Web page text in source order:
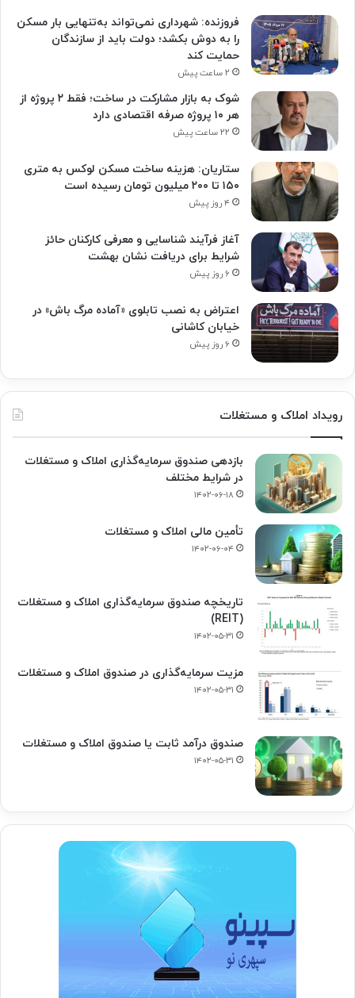
فروزنده: شهرداری نمی‌تواند به‌تنهایی بار مسکن
را به دوش بکشد؛ دولت باید از سازندگان
حمایت کند
۲ ساعت پیش
شوک به بازار مشارکت در ساخت؛ فقط ۲ پروژه از
هر ۱۰ پروژه صرفه اقتصادی دارد
۲۲ ساعت پیش
ستاریان: هزینه ساخت مسکن لوکس به متری
۱۵۰ تا ۲۰۰ میلیون تومان رسیده است
۴ روز پیش
آغاز فرآیند شناسایی و معرفی کارکنان حائز
شرایط برای دریافت نشان بهشت
۶ روز پیش
اعتراض به نصب تابلوی «آماده مرگ باش» در
خیابان کاشانی
۶ روز پیش
رویداد املاک و مستغلات
بازدهی صندوق سرمایه‌گذاری املاک و مستغلات
در شرایط مختلف
۱۴۰۲-۰۶-۱۸
تأمین مالی املاک و مستغلات
۱۴۰۲-۰۶-۰۴
تاریخچه صندوق سرمایه‌گذاری املاک و مستغلات
(REIT)
۱۴۰۲-۰۵-۳۱
مزیت سرمایه‌گذاری در صندوق املاک و مستغلات
۱۴۰۲-۰۵-۳۱
صندوق درآمد ثابت یا صندوق املاک و مستغلات
۱۴۰۲-۰۵-۳۱